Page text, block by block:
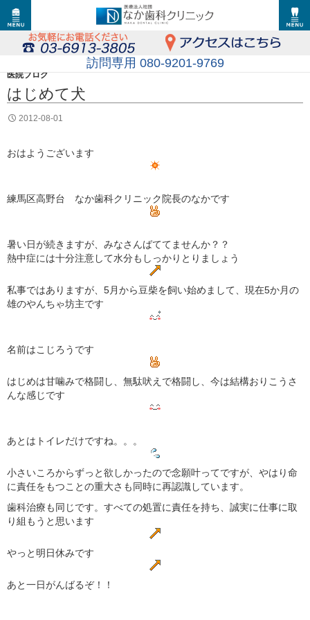
訪問専用 080-9201-9769
医院ブログ
はじめて犬
2012-08-01
おはようございます
練馬区高野台 なか歯科クリニック院長のなかです
暑い日が続きますが、みなさんばててませんか？？
熱中症には十分注意して水分もしっかりとりましょう
私事ではありますが、5月から豆柴を飼い始めまして、現在5か月の
雄のやんちゃ坊主です
名前はこじろうです
はじめは甘噛みで格闘し、無駄吠えで格闘し、今は結構おりこうさ
んな感じです
あとはトイレだけですね。。。
小さいころからずっと欲しかったので念願叶ってですが、やはり命
に責任をもつことの重大さも同時に再認識しています。
歯科治療も同じです。すべての処置に責任を持ち、誠実に仕事に取
り組もうと思います
やっと明日休みです
あと一日がんばるぞ！！